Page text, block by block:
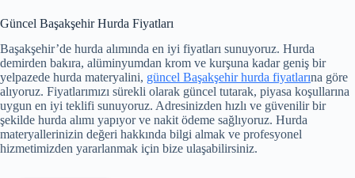
Güncel Başakşehir Hurda Fiyatları
Başakşehir’de hurda alımında en iyi fiyatları sunuyoruz. Hurda
demirden bakıra, alüminyumdan krom ve kurşuna kadar geniş bir
yelpazede hurda materyalini, güncel Başakşehir hurda fiyatlarına göre
alıyoruz. Fiyatlarımızı sürekli olarak güncel tutarak, piyasa koşullarına
uygun en iyi teklifi sunuyoruz. Adresinizden hızlı ve güvenilir bir
şekilde hurda alımı yapıyor ve nakit ödeme sağlıyoruz. Hurda
materyallerinizin değeri hakkında bilgi almak ve profesyonel
hizmetimizden yararlanmak için bize ulaşabilirsiniz.